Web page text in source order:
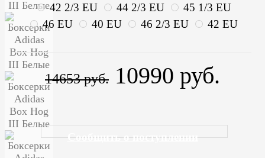
42 2/3 EU
44 2/3 EU
45 1/3 EU
46 EU
40 EU 46 2/3 EU 42 EU
14653 руб. 10990 руб.
Сообщить о поступлении